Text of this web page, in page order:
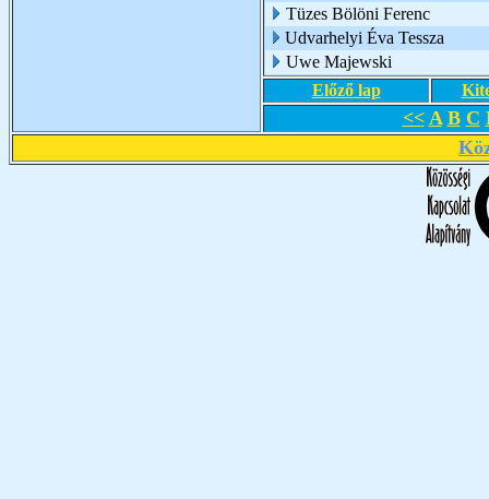
Tüzes Bölöni Ferenc
Udvarhelyi Éva Tessza
Uwe Majewski
Előző lap
<< A B C